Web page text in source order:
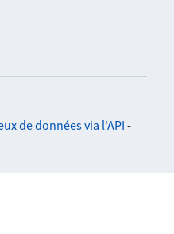
de données via l'API -